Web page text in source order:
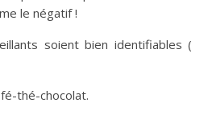
le négatif !
soient bien identifiables (
thé-chocolat.